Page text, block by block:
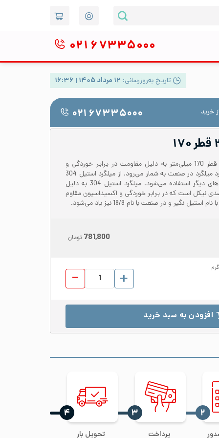
۰۲۱ ۶۷۳۳۵۰۰۰
تاریخ به‌روزرسانی: ۱۲ مرداد ۱۴۰۵ | ۱۶:۳۶
خرید ۰۲۱ ۶۷۳۳۵۰۰۰
میلگرد استیل 304 یا 1.4301 با قطر 170 میلی‌متر به دلیل مقاومت در برابر خوردگی و
اکسیداسیون یکی از انواع پرکاربرد میلگرد‌ در صنعت به شمار می‌رود. از میلگرد استیل 304
در قطعه سازی و بسیاری کاربردهای دیگر استفاده می‌شود. میلگرد استیل 304 به دلیل
18 درصدی کروم و 8 درصدی نیکل است که در برابر خوردگی و اکسیداسیون مقاوم
نگیر و در صنعت با نام 18/8 نیز یاد می‌‌شود.
781,800 تومان
میلگرد استیل 304 قطر 170 عدد
افزودن به سبد خرید
‍۲
پرداخت
‍۳
تحویل بار
‍۴